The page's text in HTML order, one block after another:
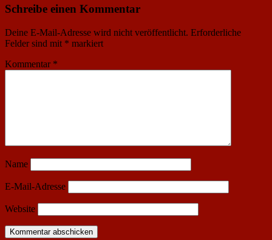
Schreibe einen Kommentar
Deine E-Mail-Adresse wird nicht veröffentlicht. Erforderliche
Felder sind mit * markiert
Kommentar *
Name
E-Mail-Adresse
Website